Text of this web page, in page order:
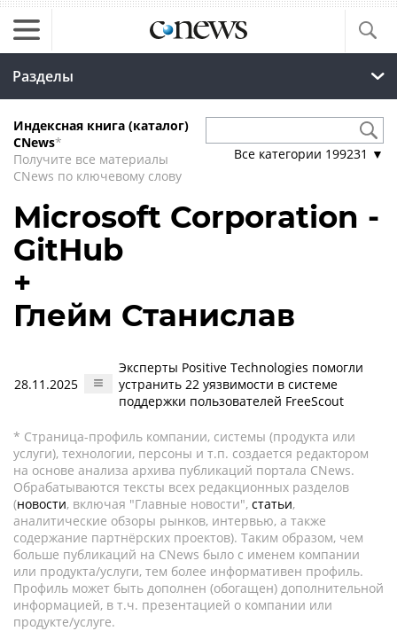
Разделы
Индексная книга (каталог)
CNews*
Получите все материалы
CNews по ключевому слову
Все категории 199231 ▼
Microsoft Corporation -
GitHub
+
Глейм Станислав
28.11.2025
Эксперты Positive Technologies помогли
устранить 22 уязвимости в системе
поддержки пользователей FreeScout
* Страница-профиль компании, системы (продукта или
услуги), технологии, персоны и т.п. создается редактором
на основе анализа архива публикаций портала CNews.
Обрабатываются тексты всех редакционных разделов
(новости, включая "Главные новости", статьи,
аналитические обзоры рынков, интервью, а также
содержание партнёрских проектов). Таким образом, чем
больше публикаций на CNews было с именем компании
или продукта/услуги, тем более информативен профиль.
Профиль может быть дополнен (обогащен) дополнительной
информацией, в т.ч. презентацией о компании или
продукте/услуге.